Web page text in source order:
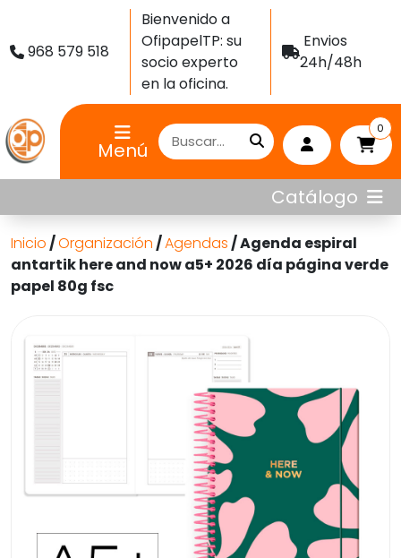
968 579 518
Bienvenido a
OfipapelTP: su
socio experto
en la oficina.
Envios
24h/48h
Menú
0
Catálogo
Inicio/Organización/Agendas/ Agenda espiral
antartik here and now a5+ 2026 día página verde
papel 80g fsc